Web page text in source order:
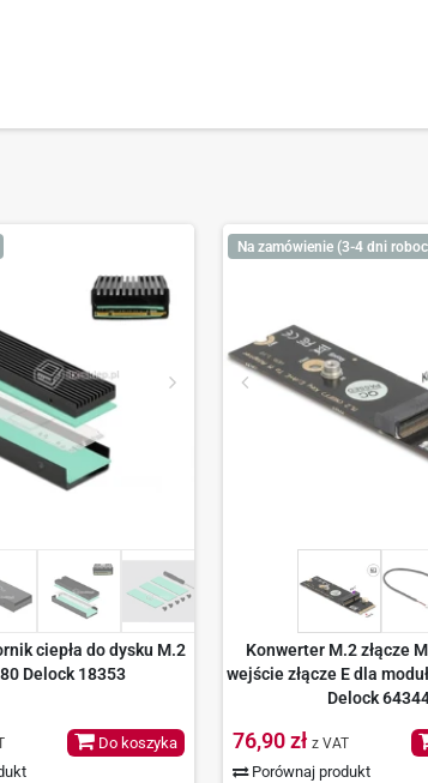
ciepła do dysku M.2
Delock 18353
Do koszyka
Na zamówienie (3-4 dni
Konwerter M.2 złącze
wejście złącze E dla
Delock
76,90 zł z VAT
Porównaj produkt